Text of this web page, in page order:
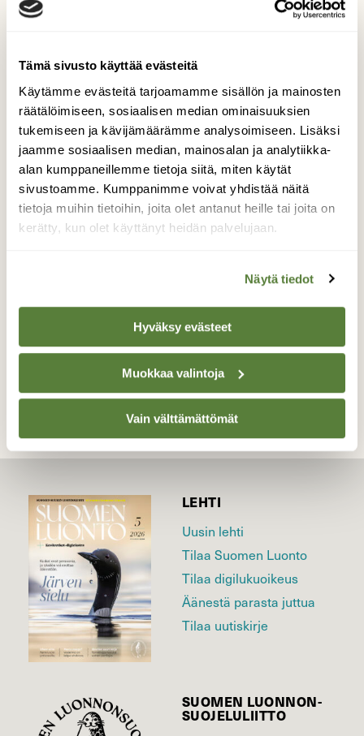
Tämä sivusto käyttää evästeitä
Käytämme evästeitä tarjoamamme sisällön ja mainosten
räätälöimiseen, sosiaalisen median ominaisuuksien
tukemiseen ja kävijämäärämme analysoimiseen. Lisäksi
jaamme sosiaalisen median, mainosalan ja analytiikka-
alan kumppaneillemme tietoja siitä, miten käytät
sivustoamme. Kumppanimme voivat yhdistää näitä
tietoja muihin tietoihin, joita olet antanut heille tai joita on
kerätty, kun olet käyttänyt heidän palvelujaan.
Näytä tiedot
Hyväksy evästeet
Muokkaa valintoja
Vain välttämättömät
Luonnon omaa taidetta.
Nyt kun Lintujen muutto on kovassa
vauhdissa ja katseen kohdistuu pääasiassa
lintuihin, niin kannattaa välillä uhrata hetki ja
katsoa hieman maata kohti. Tänäänkin löytyi
oiken mukavia kuvioita ja luonnon omia
Valokuvaaja: Toni Limnell, Hanko 25.3.2014
TAKAISIN LISTAAN
LEHTI
Uusin lehti
Tilaa Suomen Luonto
Tilaa digilukuoikeus
Äänestä parasta juttua
Tilaa uutiskirje
SUOMEN LUONNON­
SUOJELU­LIITTO